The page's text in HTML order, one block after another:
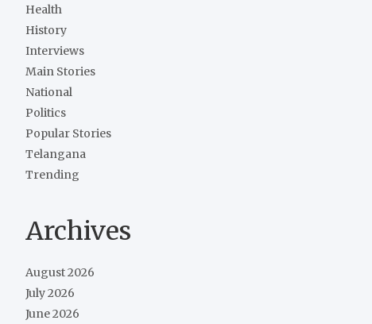
Health
History
Interviews
Main Stories
National
Politics
Popular Stories
Telangana
Trending
Archives
August 2026
July 2026
June 2026